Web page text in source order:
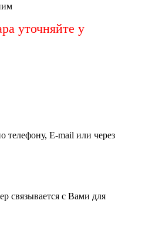
уточняйте у
телефону, E-mail или через
связывается с Вами для